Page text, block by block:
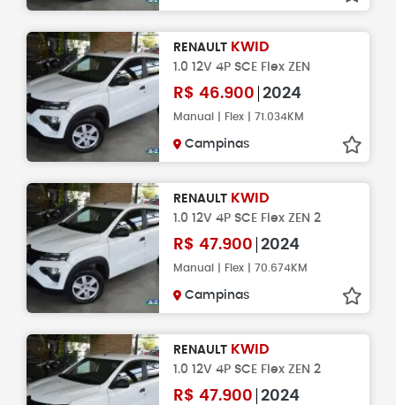
RENAULT KWID
1.0 12V 4P SCE Flex ZEN
R$ 46.900 2024
Manual | Flex | 71.034KM
Campinas
RENAULT KWID
1.0 12V 4P SCE Flex ZEN 2
R$ 47.900 2024
Manual | Flex | 70.674KM
Campinas
RENAULT KWID
1.0 12V 4P SCE Flex ZEN 2
R$ 47.900 2024